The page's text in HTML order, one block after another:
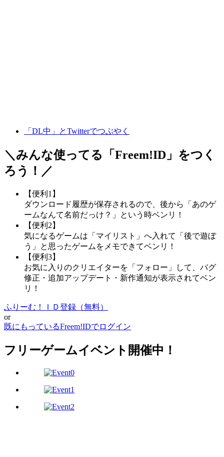
「DL中」とTwitterでつぶやく
＼みんな使ってる「 Freem!ID 」をつく
ろう！／
【便利1】
ダウンロード履歴が保存されるので、後から「あのゲ
ームなんて名前だっけ？」という時ベンリ！
【便利2】
気になるゲームは「マイリスト」へ入れて「後で遊ぼ
う」と思ったゲームをメモできてベンリ！
【便利3】
お気に入りのクリエイターを「フォロー」して、バグ
修正・追加アップデート・新作通知が表示されてベン
リ！
ふりーむ！ＩＤ登録（無料）
or
既にもっているFreem!IDでログイン
フリーゲームイベント開催中！